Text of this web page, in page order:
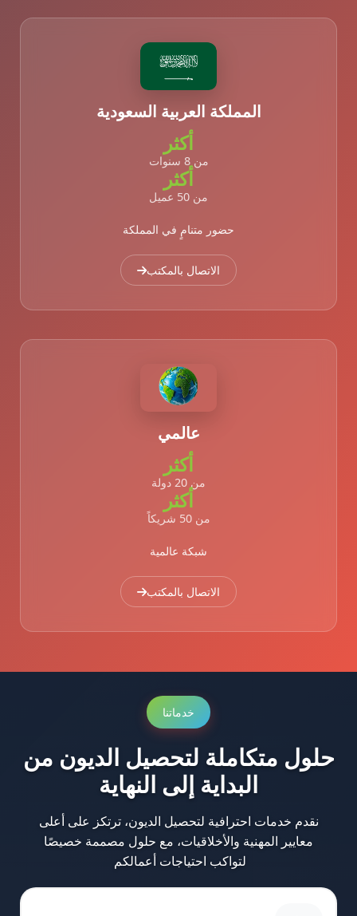
المملكة العربية السعودية
أكثر
من 8 سنوات
أكثر
من 50 عميل
حضور متنامٍ في المملكة
الاتصال بالمكتب
عالمي
أكثر
من 20 دولة
أكثر
من 50 شريكاً
شبكة عالمية
الاتصال بالمكتب
خدماتنا
حلول متكاملة لتحصيل الديون من
البداية إلى النهاية
نقدم خدمات احترافية لتحصيل الديون، ترتكز على أعلى
معايير المهنية والأخلاقيات، مع حلول مصممة خصيصًا
لتواكب احتياجات أعمالكم